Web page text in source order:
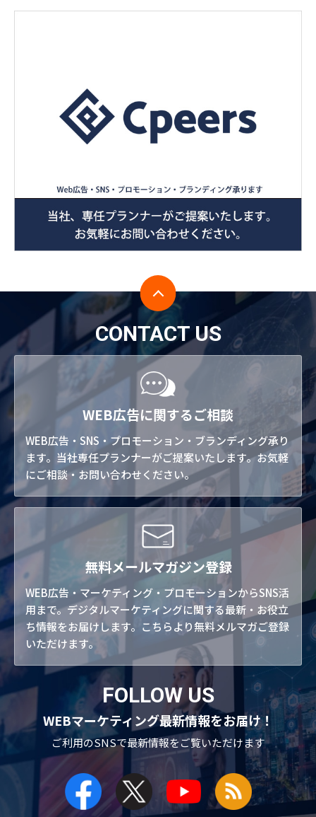
CONTACT US
WEB広告に関するご相談
WEB広告・SNS・プロモーション・ブランディング承り
ます。当社専任プランナーがご提案いたします。お気軽
にご相談・お問い合わせください。
無料メールマガジン登録
WEB広告・マーケティング・プロモーションからSNS活
用まで。デジタルマーケティングに関する最新・お役立
ち情報をお届けします。こちらより無料メルマガご登録
いただけます。
FOLLOW US
WEBマーケティング最新情報をお届け！
ご利用のSNSで最新情報をご覧いただけます